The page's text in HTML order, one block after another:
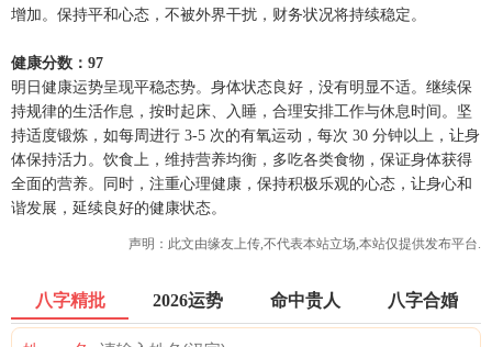
增加。保持平和心态，不被外界干扰，财务状况将持续稳定。
健康分数：97
明日健康运势呈现平稳态势。身体状态良好，没有明显不适。继续保
持规律的生活作息，按时起床、入睡，合理安排工作与休息时间。坚
持适度锻炼，如每周进行 3-5 次的有氧运动，每次 30 分钟以上，让身
体保持活力。饮食上，维持营养均衡，多吃各类食物，保证身体获得
全面的营养。同时，注重心理健康，保持积极乐观的心态，让身心和
谐发展，延续良好的健康状态。
声明：此文由缘友 上传,不代表本站立场,本站仅提供发布平台.
八字精批 2026运势 命中贵人 八字合婚